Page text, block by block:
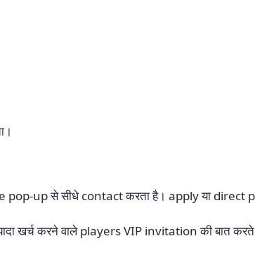
up से सीधे contact करता है। apply या direct
खर्च करने वाले players VIP invitation की बात